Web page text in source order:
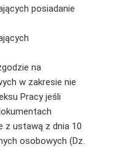
posiadanie
na
w zakresie nie
Pracy jeśli
z ustawą z dnia 10
osobowych (Dz.